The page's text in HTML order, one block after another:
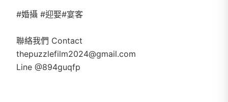
#婚攝 #迎娶#宴客
聯絡我們 Contact
thepuzzlefilm2024@gmail.com
Line @894guqfp